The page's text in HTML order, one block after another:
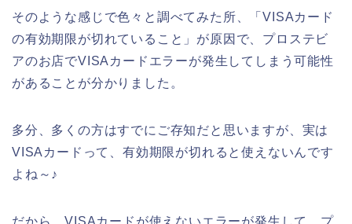
そのような感じで色々と調べてみた所、「VISAカード
の有効期限が切れていること」が原因で、プロステビ
アのお店でVISAカードエラーが発生してしまう可能性
があることが分かりました。
多分、多くの方はすでにご存知だと思いますが、実は
VISAカードって、有効期限が切れると使えないんです
よね～♪